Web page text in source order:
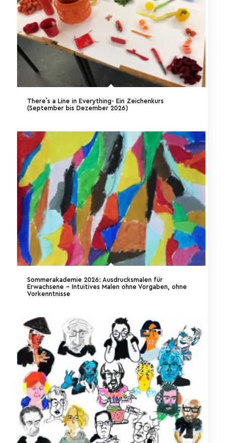
There`s a Line in Everything- Ein Zeichenkurs
(September bis Dezember 2026)
Sommerakademie 2026: Ausdrucksmalen für
Erwachsene – Intuitives Malen ohne Vorgaben, ohne
Vorkenntnisse